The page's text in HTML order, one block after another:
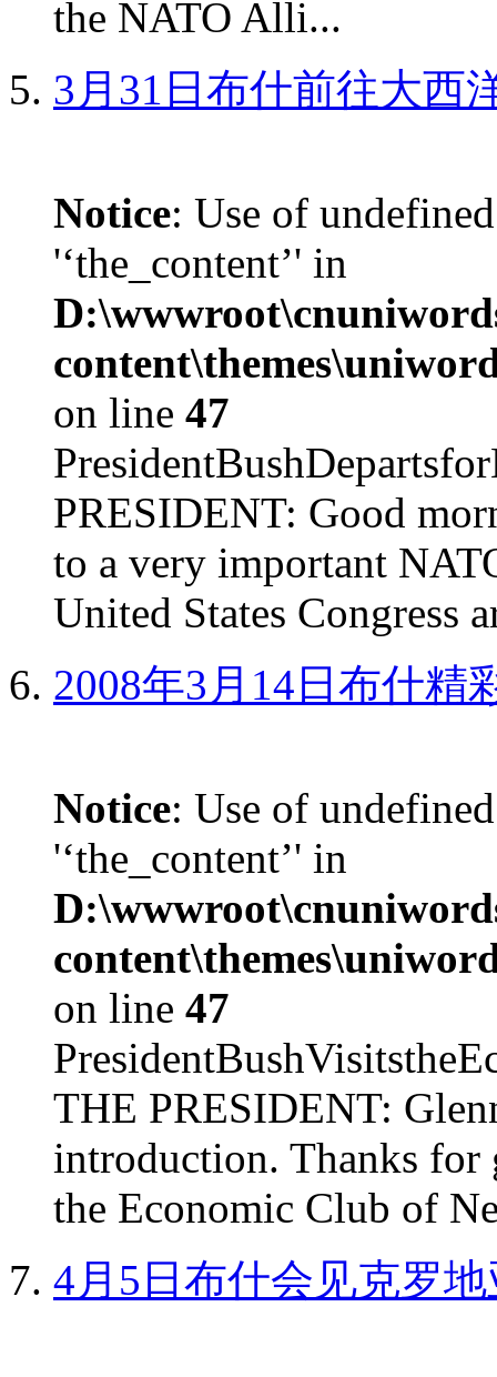
the NATO Alli...
3月31日布什前往大西
Notice: Use of
'‘the_content’' in
on line 47
PRESIDENT: Good
to a very important
United States Congress
2008年3月14日布什精
Notice: Use of
'‘the_content’' in
on line 47
THE PRESIDENT:
introduction. Thanks for
the Economic Club of
4月5日布什会见克罗